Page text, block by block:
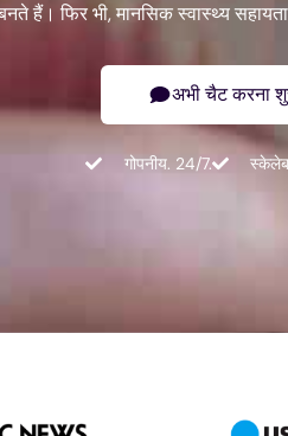
हैं। फिर भी, मानसिक स्वास्थ्य
अभी चैट करना
गोपनीय. 24/7.